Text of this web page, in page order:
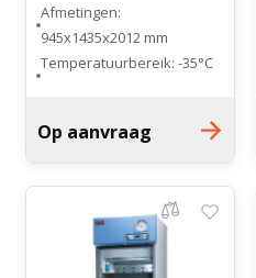
Afmetingen:
945x1435x2012 mm
Temperatuurbereik: -35°C
Op aanvraag